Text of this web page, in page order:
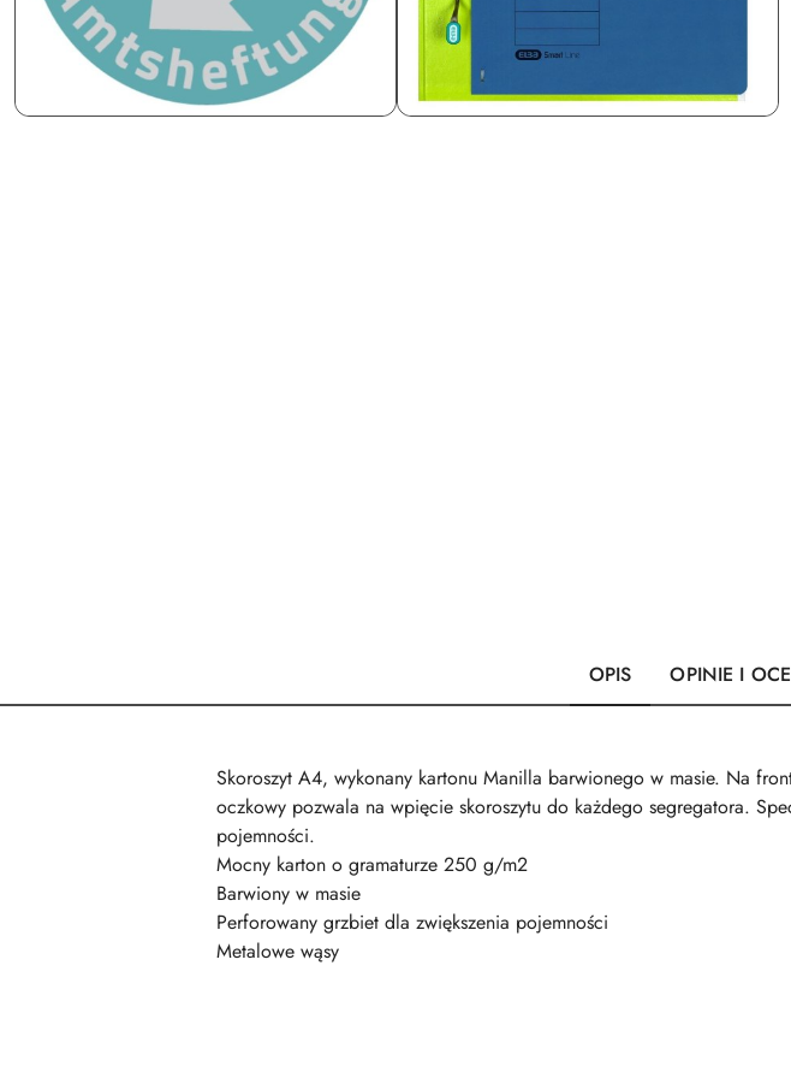
OPIS OPINIE I
Skoroszyt A4, wykonany kartonu Manilla barwionego w masie. Na
oczkowy pozwala na wpięcie skoroszytu do każdego segregatora.
pojemności.
Mocny karton o gramaturze 250 g/m2
Barwiony w masie
Perforowany grzbiet dla zwiększenia pojemności
Metalowe wąsy